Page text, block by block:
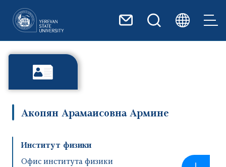
Акопян Арамаисовна Армине
Институт физики
Офис института физики